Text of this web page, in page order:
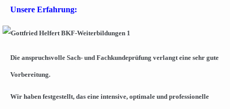
Unsere Erfahrung:
Die anspruchsvolle Sach- und Fachkundeprüfung verlangt eine sehr gute
Vorbereitung.
Wir haben festgestellt, das eine intensive, optimale und professionelle